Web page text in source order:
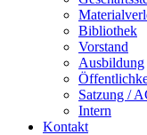
Bibliothek
Vorstand
Ausbildung
Satzung /
Intern
Kontakt